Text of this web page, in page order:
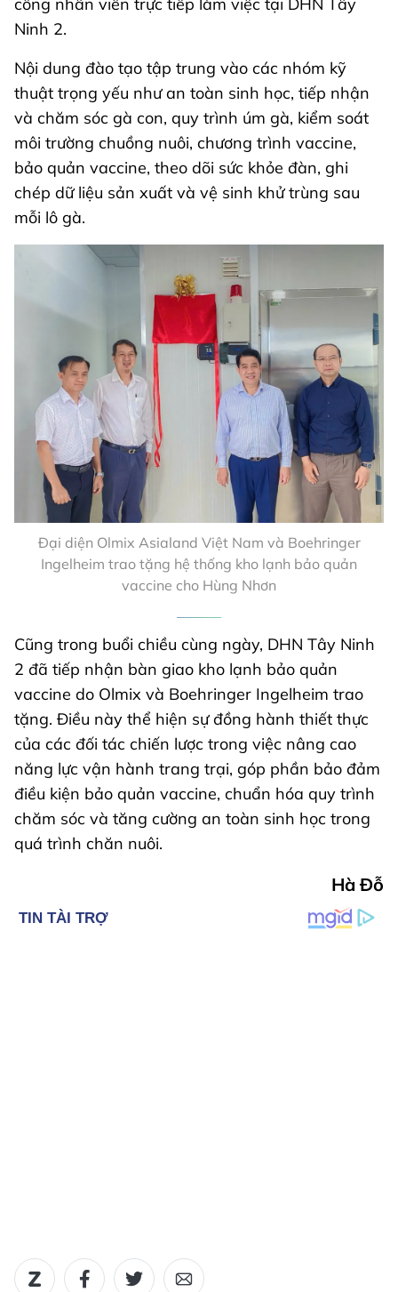
công nhân viên trực tiếp làm việc tại DHN Tây
Ninh 2.
Nội dung đào tạo tập trung vào các nhóm kỹ
thuật trọng yếu như an toàn sinh học, tiếp nhận
và chăm sóc gà con, quy trình úm gà, kiểm soát
môi trường chuồng nuôi, chương trình vaccine,
bảo quản vaccine, theo dõi sức khỏe đàn, ghi
chép dữ liệu sản xuất và vệ sinh khử trùng sau
mỗi lô gà.
Đại diện Olmix Asialand Việt Nam và Boehringer
Ingelheim trao tặng hệ thống kho lạnh bảo quản
vaccine cho Hùng Nhơn
Cũng trong buổi chiều cùng ngày, DHN Tây Ninh
2 đã tiếp nhận bàn giao kho lạnh bảo quản
vaccine do Olmix và Boehringer Ingelheim trao
tặng. Điều này thể hiện sự đồng hành thiết thực
của các đối tác chiến lược trong việc nâng cao
năng lực vận hành trang trại, góp phần bảo đảm
điều kiện bảo quản vaccine, chuẩn hóa quy trình
chăm sóc và tăng cường an toàn sinh học trong
quá trình chăn nuôi.
Hà Đỗ